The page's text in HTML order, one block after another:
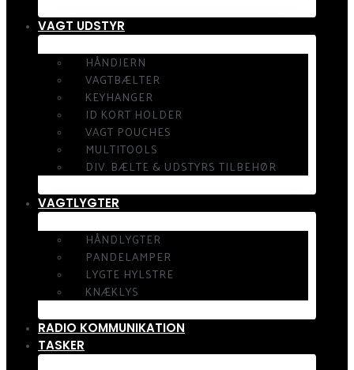
VAGT UDSTYR
HÅNDJERN
VAGTBÆLTER
KEYHANGER
ID KORT HOLDER
VAGT POUCHES
MULTITOOLS
DIV. BÆLTE & UDSTYRS TILBEHØR
VAGTLYGTER
HÅNDLYGTER
PANDELAMPER
LYGTE HYLSTRE
KNÆKLYS
RADIO KOMMUNIKATION
TASKER